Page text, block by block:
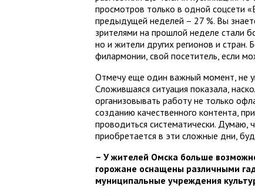
просмотров только в одной соцсети
предыдущей неделей – 27 %. Вы
зрителями на прошлой неделе стали
но и жители других регионов и стран.
филармонии, свой посетитель, если
Отмечу еще один важный момент, не
Сложившаяся ситуация показала,
организовывать работу не только
созданию качественного контента,
проводиться систематически. Думаю,
приобретается в эти сложные дни,
– У жителей Омска больше
горожане оснащены различными
муниципальные учреждения